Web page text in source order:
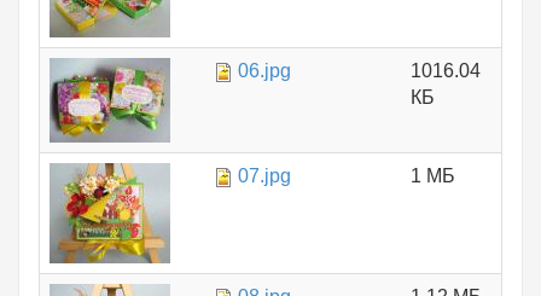
06.jpg
1016.04
КБ
07.jpg 1 МБ